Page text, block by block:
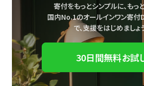
寄付をもっとシンプルに、もっ
国内No.1のオールインワン寄付
で、支援をはじめましょ
30日間無料お試